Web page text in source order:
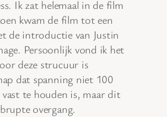
Ik zat helemaal in de film
kwam de film tot een
de introductie van Justin
Persoonlijk vond ik het
deze strucuur is
dat spanning niet 100
te houden is, maar dit
overgang.